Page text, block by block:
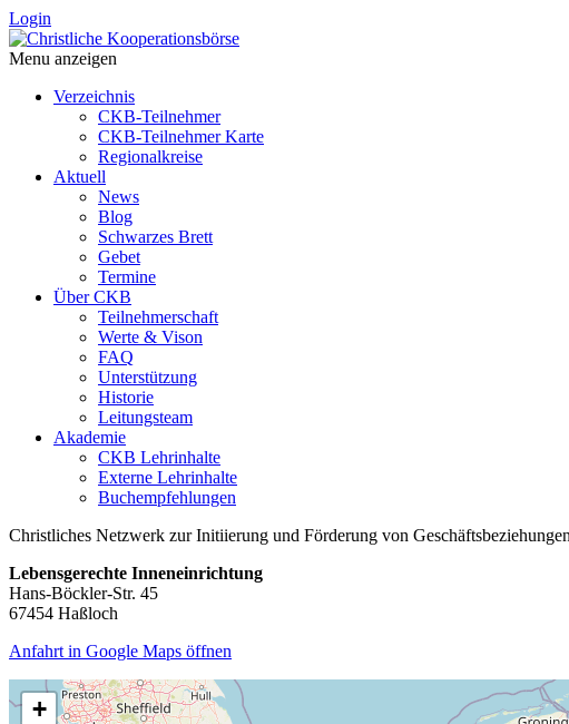
Login
Menu anzeigen
Verzeichnis
CKB-Teilnehmer
CKB-Teilnehmer Karte
Regionalkreise
Aktuell
News
Blog
Schwarzes Brett
Gebet
Termine
Über CKB
Teilnehmerschaft
Werte & Vison
FAQ
Unterstützung
Historie
Leitungsteam
Akademie
CKB Lehrinhalte
Externe Lehrinhalte
Buchempfehlungen
Christliches Netzwerk zur Initiierung und Förderung von Geschäftsbeziehungen
Lebensgerechte Inneneinrichtung
Hans-Böckler-Str. 45
67454 Haßloch
Anfahrt in Google Maps öffnen
+